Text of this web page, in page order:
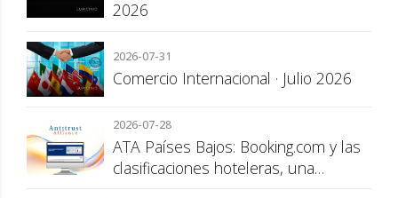
2026
2026-07-31
Comercio Internacional · Julio 2026
2026-07-28
ATA Países Bajos: Booking.com y las
clasificaciones hoteleras, una